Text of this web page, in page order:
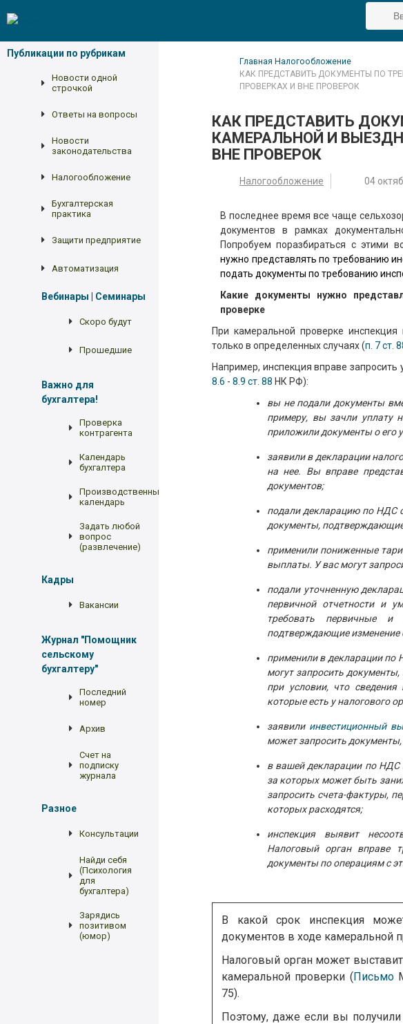
Публикации по рубрикам
Новости одной
строчкой
Ответы на вопросы
Новости
законодательства
Налогообложение
Бухгалтерская
практика
Защити предприятие
Автоматизация
Вебинары | Семинары
Скоро будут
Прошедшие
Важно для
бухгалтера!
Проверка
контрагента
Календарь
бухгалтера
Производственный
календарь
Задать любой
вопрос
(развлечение)
Кадры
Вакансии
Журнал "Помощник
сельскому
бухгалтеру"
Последний
номер
Архив
Счет на
подписку
журнала
Разное
Консультации
Найди себя
(Психология
для
бухгалтера)
Зарядись
позитивом
(юмор)
Главная Налогообложение
КАК ПРЕДСТАВИТЬ ДОКУМЕНТЫ ПО
ПРОВЕРКАХ И ВНЕ ПРОВЕРОК
КАК ПРЕДСТАВИТЬ
КАМЕРАЛЬНОЙ И
ВНЕ ПРОВЕРОК
Налогообложение 04
В последнее время все чаще
документов в рамках
Попробуем поразбираться с этими
нужно представлять по требованию
подать документы по требованию
Какие документы нужно
проверке
При камеральной проверке
только в определенных случаях (п. 7 ст.
Например, инспекция вправе
8.6 - 8.9 ст. 88 НК РФ):
вы не подали документы
примеру, вы зачли уплату
приложили документы о его
заявили в декларации
на нее. Вы вправе
документов;
подали декларацию по НДС
документы,
применили пониженные
выплаты. У вас могут
подали уточненную
первичной отчетности и
требовать первичные и
подтверждающие изменение
применили в декларации по
могут запросить
при условии, что
которые есть у налогового
заявили инвестиционный
может запросить
в вашей декларации по НДС
за которых может быть
запросить счета-фактуры,
которых расходятся;
инспекция выявит
Налоговый орган вправе
документы по операциям с
В какой срок инспекция
документов в ходе камеральной
Налоговый орган может
камеральной проверки (Письмо
75).
Поэтому, даже если вы